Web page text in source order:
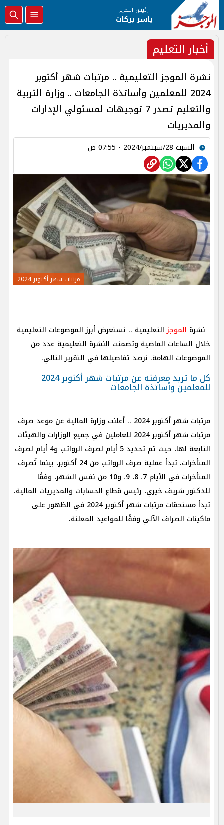
رئيس التحرير
ياسر بركات
أخبار التعليم
نشرة الموجز التعليمية .. مرتبات شهر أكتوبر
2024 للمعلمين وأساتذة الجامعات .. وزارة التربية
والتعليم تصدر 7 توجيهات لمسئولي الإدارات
والمديريات
السبت 28/سبتمبر/2024 - 07:55 ص
مرتبات شهر أكتوبر 2024
نشرة الموجزالتعليمية .. نستعرض أبرز الموضوعات التعليمية
خلال الساعات الماضية وتضمنت النشرة التعليمية عدد من
الموضوعات الهامة. نرصد تفاصيلها في التقرير التالي.
كل ما تريد معرفته عن مرتبات شهر أكتوبر 2024
للمعلمين وأساتذة الجامعات
مرتبات شهر أكتوبر 2024 .. أعلنت وزارة المالية عن موعد صرف
مرتبات شهر أكتوبر 2024 للعاملين في جميع الوزارات والهيئات
التابعة لها، حيث تم تحديد 5 أيام لصرف الرواتب و4 أيام لصرف
المتأخرات. تبدأ عملية صرف الرواتب من 24 أكتوبر، بينما تُصرف
المتأخرات في الأيام 7، 8، 9، و10 من نفس الشهر، وفقًا
للدكتور شريف خيري، رئيس قطاع الحسابات والمديريات المالية.
تبدأ مستحقات مرتبات شهر أكتوبر 2024 في الظهور على
ماكينات الصراف الآلي وفقًا للمواعيد المعلنة.